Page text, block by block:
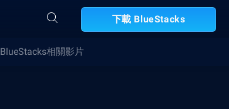
下載 BlueStacks
BlueStacks相關影片